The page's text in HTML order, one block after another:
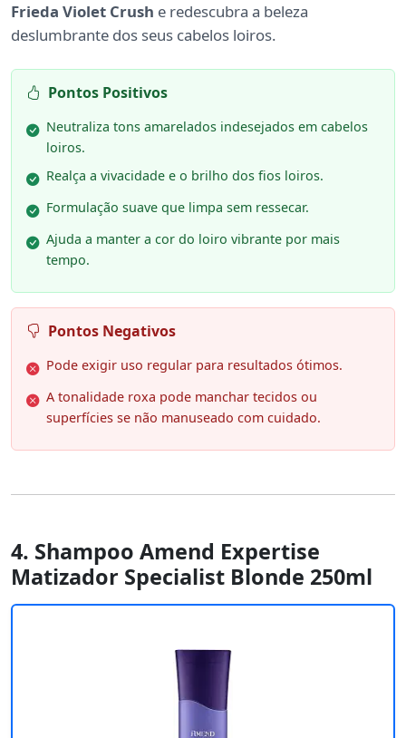
Frieda Violet Crush e redescubra a beleza
deslumbrante dos seus cabelos loiros.
Pontos Positivos
Neutraliza tons amarelados indesejados em cabelos
loiros.
Realça a vivacidade e o brilho dos fios loiros.
Formulação suave que limpa sem ressecar.
Ajuda a manter a cor do loiro vibrante por mais
tempo.
Pontos Negativos
Pode exigir uso regular para resultados ótimos.
A tonalidade roxa pode manchar tecidos ou
superfícies se não manuseado com cuidado.
4. Shampoo Amend Expertise
Matizador Specialist Blonde 250ml